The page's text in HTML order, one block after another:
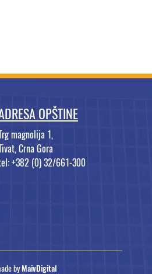
OPŠTINE
magnolija 1,
Crna Gora
+382 (0) 32/661-300
byMaivDigital